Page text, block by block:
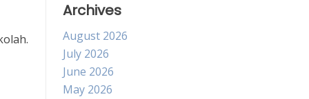
Archives
August 2026
July 2026
June 2026
May 2026